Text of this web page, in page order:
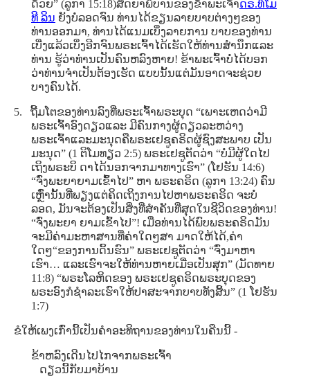
ດ້ວຍ” (ລູກາ 15:18)ສິດຍາພິບານຂອງຂ້າພະເຈົ້າດຣ.ທິໂມ
ທີ ລິນ ຍັງບໍ່ລອດຈົນ ທ່ານໄດ້ຂຽນລາຍບາບຕ່າງໆຂອງ
ທ່ານອອກມາ, ທ່ານໄດ້ແນມເບິ່ງລາຍການ ບາບຂອງທ່ານ
ເບີ່ງແລ້ວເບິ່ງອີກຈົນພຣະເຈົ້າໄດ້ເຮັດໃຫ້ທ່ານສໍານຶກແລະ
ທ່ານ ຮູ້ວ່າທ່ານເປັນຄົນຫລົງຫາຍ! ຂ້າພະເຈົ້າບໍ່ໄດ້ບອກ
ວ່າທ່ານຈໍາເປັນຕ້ອງເຮັດ ແບບນັ້ນແຕ່ມັນອາດຈະຊ່ວຍ
ບາງຄົນໄດ້.
5. ຖີ້ມໂຕຂອງທ່ານລົງທີ່ພຣະເຈົ້າພຣະບຸດ “ເພາະເຫດວ່າມີ
ພຣະເຈົ້າອົງດຽວແລະ ມີຄົນກາງຜູ້ດຽວລະຫວ່າງ
ພຣະເຈົ້າແລະມະນຸດຄືພຣະເຢຊູຄຣິດຜູ້ຊົງສະພາບ ເປັນ
ມະນຸດ” (1 ຕິໂມທຽວ 2:5) ພຣະເຢຊູຕັດວ່າ “ບໍ່ມີຜູ້ໃດໄປ
ເຖິງພຣະບິ ດາໄດ້ນອກຈາກມາທາງເຮົາ” (ໂຢຮັນ 14:6)
“ຈົ່ງພະຍາຍາມເຂົ້າໄປ” ຫາ ພຣະຄຣິດ (ລູກາ 13:24) ຄົນ
ເຫຼົ່ານັ້ນທີ່ພຽງແຕ່ຄິດເຖິງການໄປຫາພຣະຄຣິດ ຈະບໍ່
ລອດ, ມັນຈະຕ້ອງເປັນສິ່ງທີ່ສໍາຄັນທີ່ສຸດໃນຊີວິດຂອງທ່ານ!
“ຈົ່ງພະຍາ ຍາມເຂົ້າໄປ”! ເມື່ອທ່ານໄດ້ພົບພຣະຄຣິດມັນ
ຈະມີຄ່າມະຫາສານທີ່ຄ່າໃດໆສາ ມາດໃຫ້ໄດ້,ຄ່າ
ໃດໆ“ຂອງການດິ້ນຮົນ” ພຣະເຢຊູຕັດວ່າ “ຈົ່ງມາຫາ
ເຮົາ… ແລະເຮົາຈະໃຫ້ທ່ານຫາຍເມື່ອເປັນສຸກ” (ມັດທາຍ
11:8) “ພຣະໂລຫິດຂອງ ພຣະເຢຊູຄຣິດພຣະບຸດຂອງ
ພຣະອົງກໍຊໍາລະເຮົາໃຫ້ປາສະຈາກບາບທັງສິ້ນ” (1 ໂຢຮັນ
1:7)
ຂໍໃຫ້ເພງເກົ່ານີ້ເປັນຄໍາອະທິຖານຂອງທ່ານໃນຄືນນີ້ -
ຂ້າຫລົງເດີນໄປໄກຈາກພຣະເຈົ້າ
ດຽວນີ້ກັບມາບ້ານ